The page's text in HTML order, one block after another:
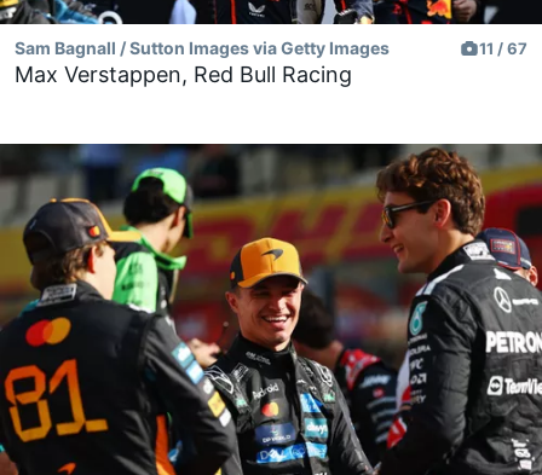
Sam Bagnall / Sutton Images via Getty Images 11 / 67
Max Verstappen, Red Bull Racing